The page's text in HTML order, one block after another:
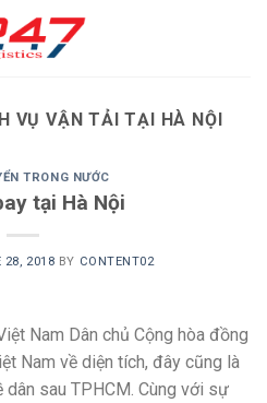
VỤ VẬN TẢI TẠI HÀ NỘI
TRONG NƯỚC
tại Hà Nội
28, 2018 BY CONTENT02
Nam Dân chủ Cộng hòa đồng
Nam về diện tích, đây cũng là
sau TPHCM. Cùng với sự